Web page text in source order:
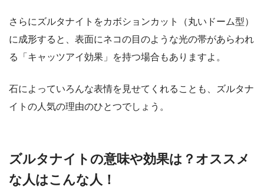
さらにズルタナイトをカボションカット（丸いドーム型）
に成形すると、表面にネコの目のような光の帯があらわれ
る「キャッツアイ効果」を持つ場合もありますよ。
石によっていろんな表情を見せてくれることも、ズルタナ
イトの人気の理由のひとつでしょう。
ズルタナイトの意味や効果は？オススメ
な人はこんな人！